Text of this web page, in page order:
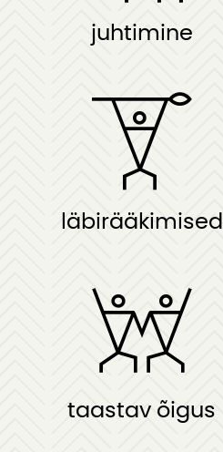
juhtimine
läbirääkimised
taastav õigus